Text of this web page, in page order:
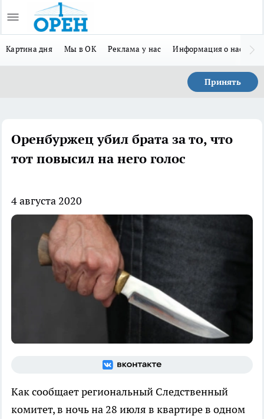
Картина дня Мы в ОК Реклама у нас Информация о нас
Принять
Оренбуржец убил брата за то, что
тот повысил на него голос
4 августа 2020
Как сообщает региональный Следственный
комитет, в ночь на 28 июля в квартире в одном